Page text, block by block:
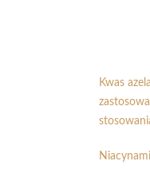
Kwas